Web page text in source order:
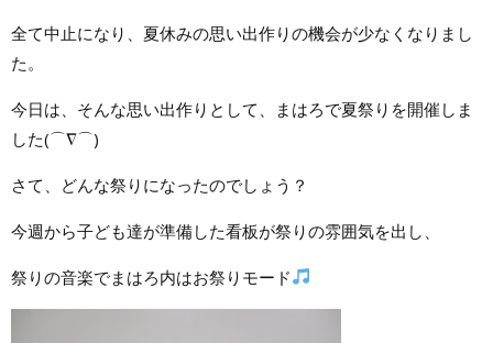
全て中止になり、夏休みの思い出作りの機会が少なくなりまし
た。
今日は、そんな思い出作りとして、まはろで夏祭りを開催しま
した(⌒∇⌒)
さて、どんな祭りになったのでしょう？
今週から子ども達が準備した看板が祭りの雰囲気を出し、
祭りの音楽でまはろ内はお祭りモード